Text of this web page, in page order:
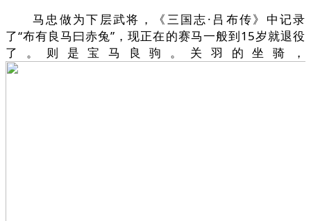
马忠做为下层武将，《三国志·吕布传》中记录
了“布有良马曰赤兔”，现正在的赛马一般到15岁就退役
了。则是宝马良驹。关羽的坐骑，